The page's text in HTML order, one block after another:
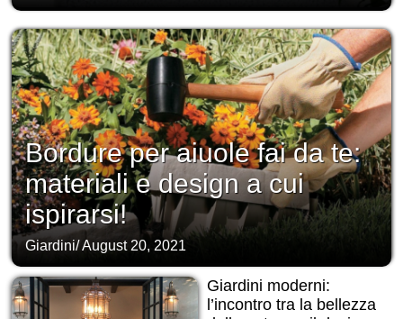
Bordure per aiuole fai da te:
materiali e design a cui
ispirarsi!
Giardini/August 20, 2021
Giardini moderni:
l’incontro tra la bellezza